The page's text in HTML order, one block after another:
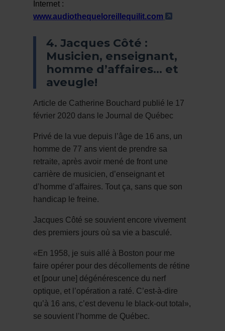
Internet :
www.audiothequeloreillequilit.com
- Cet
4. Jacques Côté :
Musicien, enseignant,
homme d’affaires… et
aveugle!
Article de Catherine Bouchard publié le 17
février 2020 dans le Journal de Québec
Privé de la vue depuis l’âge de 16 ans, un
homme de 77 ans vient de prendre sa
retraite, après avoir mené de front une
carrière de musicien, d’enseignant et
d’homme d’affaires. Tout ça, sans que son
handicap le freine.
Jacques Côté se souvient encore vivement
des premiers jours où sa vie a basculé.
«En 1958, je suis allé à Boston pour me
faire opérer pour des décollements de rétine
et [pour une] dégénérescence du nerf
optique, et l’opération a raté. C’est-à-dire
qu’à 16 ans, c’est devenu le black-out total»,
se souvient l’homme de Québec.